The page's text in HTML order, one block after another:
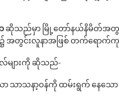
ဆိုသည်မှာ မြို့တော်နယ်နိမိတ်အတွ
၌ အတွင်းလူနာအဖြစ် တက်ရော
များကို ဆိုသည်-
သာ သာသနာ့ဝန်ကို ထမ်းရွက် နေသ